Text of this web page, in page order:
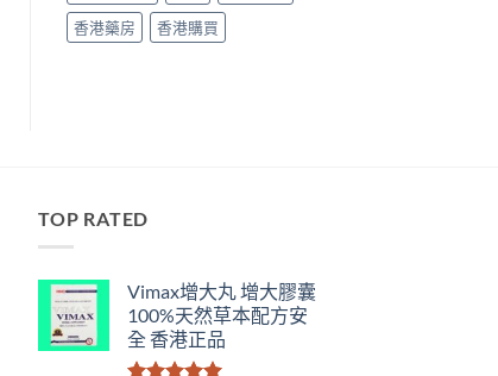
香港藥房
香港購買
TOP RATED
Vimax增大丸 增大膠囊
100%天然草本配方安
全 香港正品